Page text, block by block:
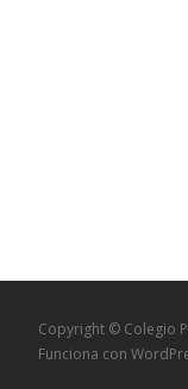
Copyright © Colegio
Funciona con